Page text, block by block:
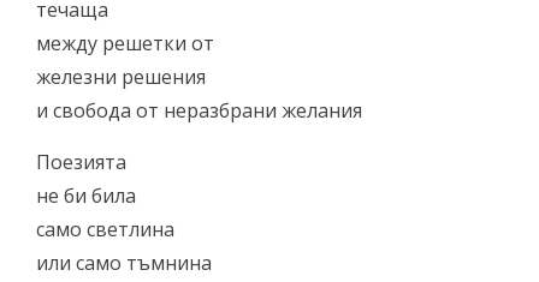
течаща
между решетки от
железни решения
и свобода от неразбрани желания
Поезията
не би била
само светлина
или само тъмнина